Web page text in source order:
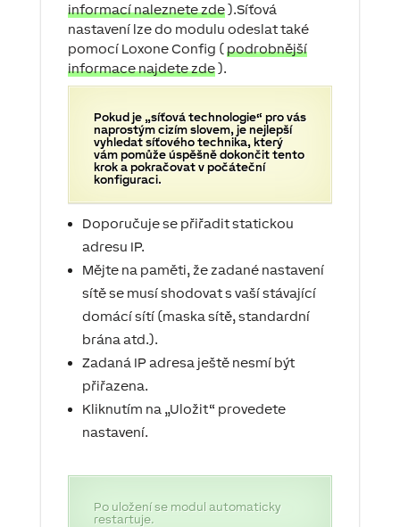
informací naleznete zde).Síťová
nastavení lze do modulu odeslat také
pomocí Loxone Config (podrobnější
informace najdete zde).
Pokud je „síťová technologie“ pro vás
naprostým cizím slovem, je nejlepší
vyhledat síťového technika, který
vám pomůže úspěšně dokončit tento
krok a pokračovat v počáteční
konfiguraci.
Doporučuje se přiřadit statickou
adresu IP.
Mějte na paměti, že zadané nastavení
sítě se musí shodovat s vaší stávající
domácí sítí (maska ​​sítě, standardní
brána atd.).
Zadaná IP adresa ještě nesmí být
přiřazena.
Kliknutím na „Uložit“ provedete
nastavení.
Po uložení se modul automaticky
restartuje.